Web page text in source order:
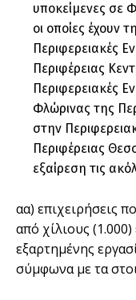
υποκείμενες σε
οι οποίες έχουν
Περιφερειακές
Περιφέρειας
Περιφερειακές
Φλώρινας της
στην
Περιφέρειας
εξαίρεση τις
αα) επιχειρήσεις
από χίλιους
εξαρτημένης
σύμφωνα με τα